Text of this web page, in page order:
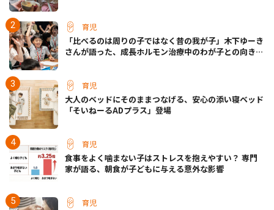
育児
「比べるのは周りの子ではなく昔の我が子」木下ゆーき
さんが語った、成長ホルモン治療中のわが子との向き合
育児
大人のベッドにそのままつなげる、安心の添い寝ベッド
「そいねーるADプラス」登場
育児
食事をよく噛まない子はストレスを抱えやすい？ 専門
家が語る、朝食が子どもに与える意外な影響
育児